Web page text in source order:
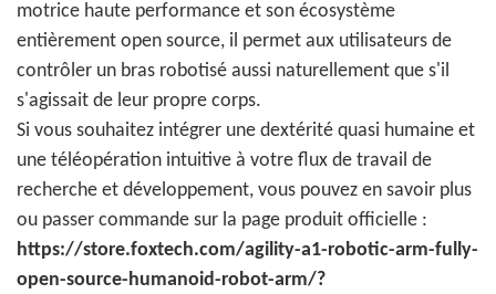
motrice haute performance et son écosystème
entièrement open source, il permet aux utilisateurs de
contrôler un bras robotisé aussi naturellement que s'il
s'agissait de leur propre corps.
Si vous souhaitez intégrer une dextérité quasi humaine et
une téléopération intuitive à votre flux de travail de
recherche et développement, vous pouvez en savoir plus
ou passer commande sur la page produit officielle :
https://store.foxtech.com/agility-a1-robotic-arm-fully-
open-source-humanoid-robot-arm/?